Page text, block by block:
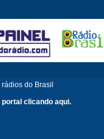
do Brasil
clicando aqui.